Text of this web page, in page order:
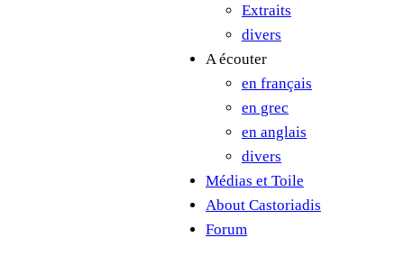
Extraits
divers
A écouter
en français
en grec
en anglais
divers
Médias et Toile
About Castoriadis
Forum